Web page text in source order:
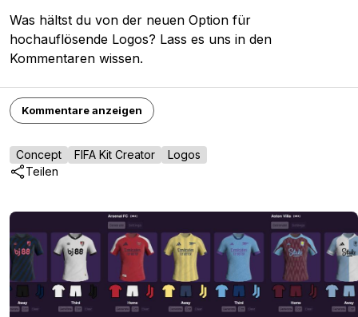
Was hältst du von der neuen Option für
hochauflösende Logos? Lass es uns in den
Kommentaren wissen.
Kommentare anzeigen
Concept FIFA Kit Creator
Logos
Teilen